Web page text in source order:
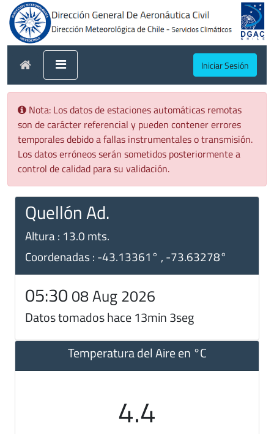
Iniciar Sesión
Nota: Los datos de estaciones automáticas remotas
son de carácter referencial y pueden contener errores
temporales debido a fallas instrumentales o transmisión.
Los datos erróneos serán sometidos posteriormente a
control de calidad para su validación.
Quellón Ad.
Altura : 13.0 mts.
Coordenadas : -43.13361° , -73.63278°
05:30 08 Aug 2026
Datos tomados hace 13min 3seg
Temperatura del Aire en °C
4.4